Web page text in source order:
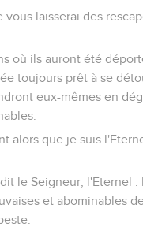
vous laisserai des
où ils auront été
toujours prêt à se
eux-mêmes en
alors que je suis
le Seigneur, l'Eternel
et abominables